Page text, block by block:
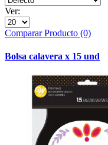
Ver:
Comparar Producto (0)
Bolsa calavera x 15 und